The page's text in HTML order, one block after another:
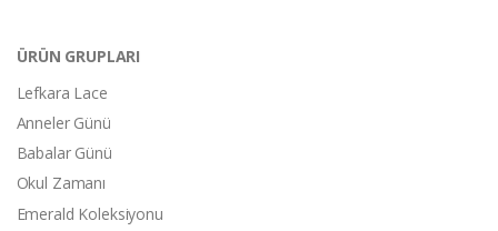
ÜRÜN GRUPLARI
Lefkara Lace
Anneler Günü
Babalar Günü
Okul Zamanı
Emerald Koleksiyonu